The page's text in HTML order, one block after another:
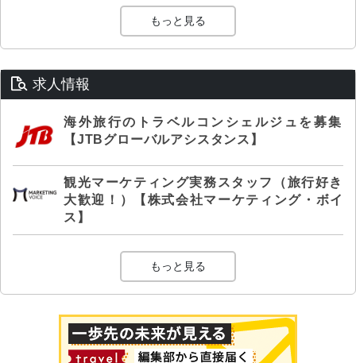
もっと見る
求人情報
海外旅行のトラベルコンシェルジュを募集
【JTBグローバルアシスタンス】
観光マーケティング実務スタッフ（旅行好き
大歓迎！）【株式会社マーケティング・ボイ
ス】
もっと見る